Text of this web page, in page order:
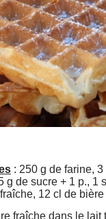
: 250 g de farine,
g de sucre + 1 p., 1
12 cl de
fraîche dans le lait